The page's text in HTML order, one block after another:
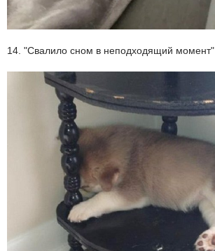
14. "Свалило сном в неподходящий момент"